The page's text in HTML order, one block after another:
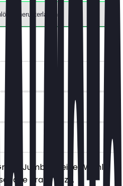
herunterladen
Jumbo) deiner Wahl
gratis dazu.